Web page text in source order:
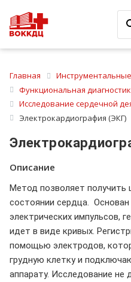
Главная
Функциональная
Исследование сердечной
Электрокардиография (ЭКГ)
Описание
Метод позволяет
состоянии сердца. Основан
электрических импульсов,
идет в виде кривых.
помощью электродов,
грудную клетку и
аппарату. Исследование не